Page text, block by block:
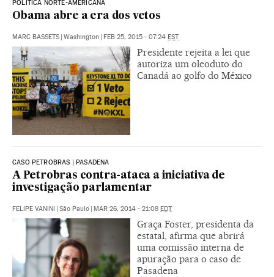
POLÍTICA NORTE-AMERICANA
Obama abre a era dos vetos
MARC BASSETS | Washington | FEB 25, 2015 - 07:24 EST
Presidente rejeita a lei que
autoriza um oleoduto do
Canadá ao golfo do México
CASO PETROBRAS | PASADENA
A Petrobras contra-ataca a iniciativa de
investigação parlamentar
FELIPE VANINI | São Paulo | MAR 26, 2014 - 21:08 EDT
Graça Foster, presidenta da
estatal, afirma que abrirá
uma comissão interna de
apuração para o caso de
Pasadena